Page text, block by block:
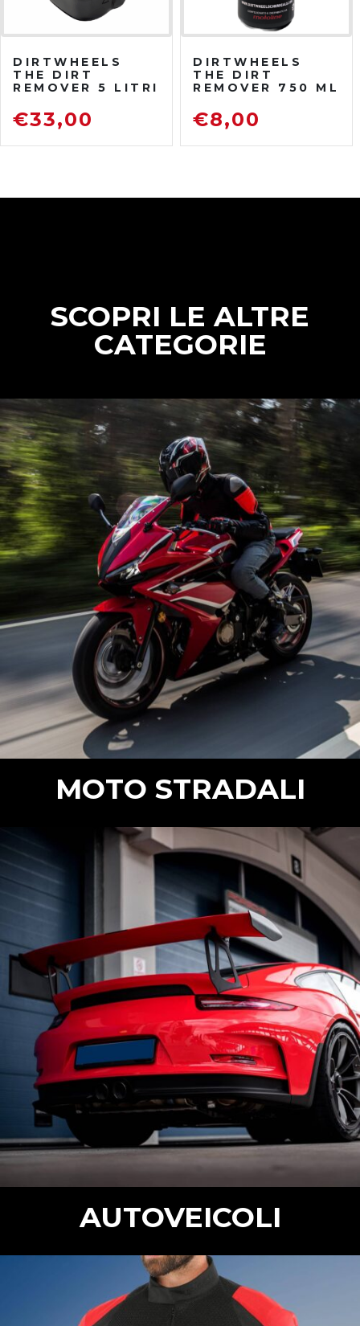
DIRTWHEELS
THE DIRT
REMOVER 5 LITRI
DETERGENTE
€33,00
DIRTWHEELS
THE DIRT
REMOVER 750 ML
DETERGENTE
PER MOTO DA
€8,00
SCOPRI LE ALTRE
CATEGORIE
MOTO STRADALI
AUTOVEICOLI